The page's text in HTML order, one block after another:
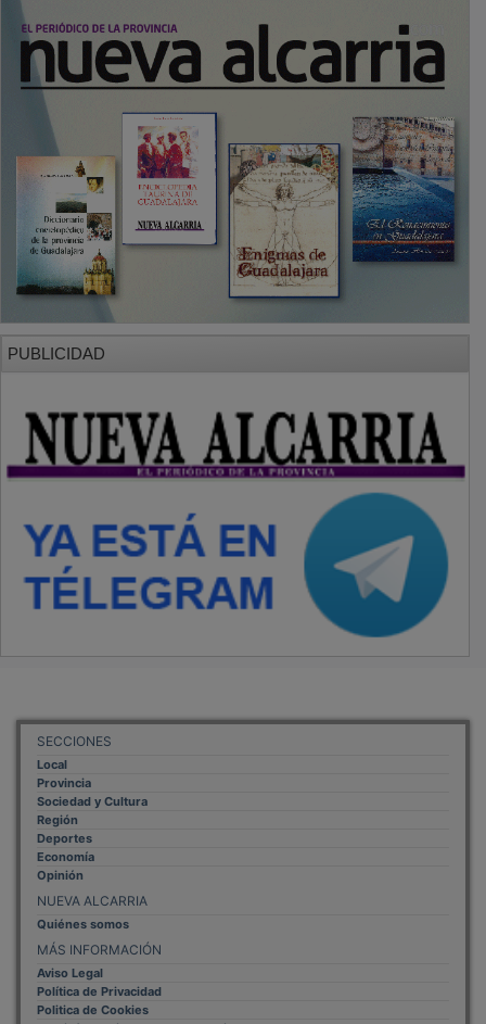
SECCIONES
Local
Provincia
Sociedad y Cultura
Región
Deportes
Economía
Opinión
NUEVA ALCARRIA
Quiénes somos
MÁS INFORMACIÓN
Aviso Legal
Política de Privacidad
Politica de Cookies
Mas informacion sobre las cookies